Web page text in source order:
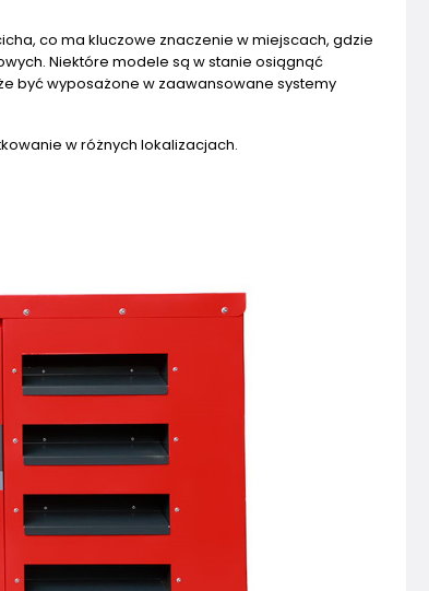
co ma kluczowe znaczenie w miejscach, gdzie
Niektóre modele są w stanie osiągnąć
być wyposażone w zaawansowane systemy
w różnych lokalizacjach.